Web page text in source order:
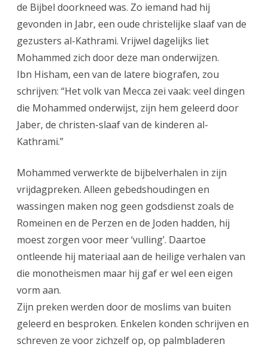
de Bijbel doorkneed was. Zo iemand had hij
gevonden in Jabr, een oude christelijke slaaf van de
gezusters al-Kathrami. Vrijwel dagelijks liet
Mohammed zich door deze man onderwijzen.
Ibn Hisham, een van de latere biografen, zou
schrijven: “Het volk van Mecca zei vaak: veel dingen
die Mohammed onderwijst, zijn hem geleerd door
Jaber, de christen-slaaf van de kinderen al-
Kathrami.”
Mohammed verwerkte de bijbelverhalen in zijn
vrijdagpreken. Alleen gebedshoudingen en
wassingen maken nog geen godsdienst zoals de
Romeinen en de Perzen en de Joden hadden, hij
moest zorgen voor meer ‘vulling’. Daartoe
ontleende hij materiaal aan de heilige verhalen van
die monotheismen maar hij gaf er wel een eigen
vorm aan.
Zijn preken werden door de moslims van buiten
geleerd en besproken. Enkelen konden schrijven en
schreven ze voor zichzelf op, op palmbladeren